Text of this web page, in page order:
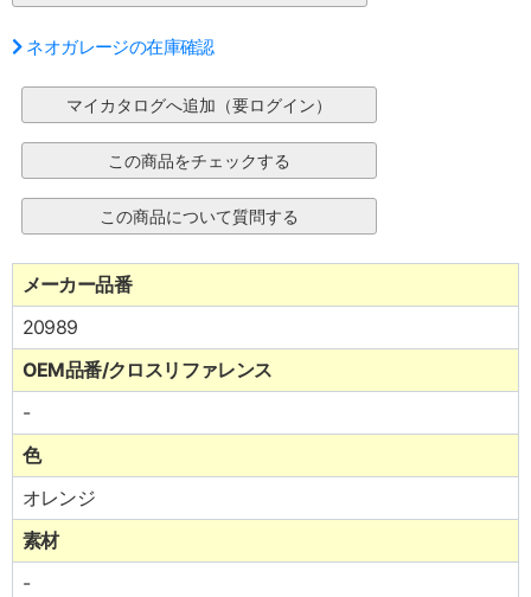
ネオガレージの在庫確認
メーカー品番
20989
OEM品番/クロスリファレンス
-
色
オレンジ
素材
-